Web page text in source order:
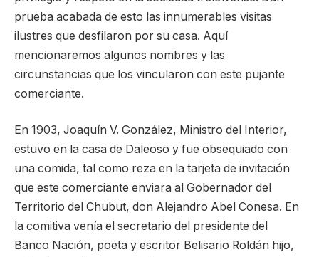
prueba acabada de esto las innumerables visitas
ilustres que desfilaron por su casa. Aquí
mencionaremos algunos nombres y las
circunstancias que los vincularon con este pujante
comerciante.
En 1903, Joaquín V. González, Ministro del Interior,
estuvo en la casa de Daleoso y fue obsequiado con
una comida, tal como reza en la tarjeta de invitación
que este comerciante enviara al Gobernador del
Territorio del Chubut, don Alejandro Abel Conesa. En
la comitiva venía el secretario del presidente del
Banco Nación, poeta y escritor Belisario Roldán hijo,